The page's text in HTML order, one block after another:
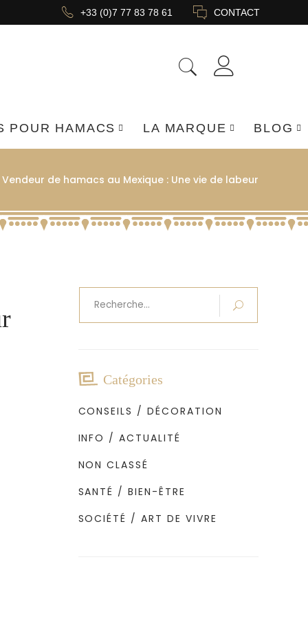
+33 (0)7 77 83 78 61 CONTACT
POUR HAMACS LA MARQUE BLOG
Vendeur de hamacs au Mexique : Une vie de labeur
pour
Catégories
CONSEILS / DÉCORATION
INFO / ACTUALITÉ
NON CLASSÉ
SANTÉ / BIEN-ÊTRE
SOCIÉTÉ / ART DE VIVRE